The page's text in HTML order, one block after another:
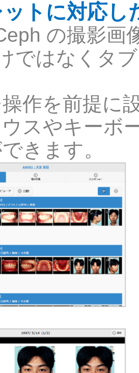
トに対応し
の撮影画
ではなくタ
作を前提に
スやキーボ
きます。